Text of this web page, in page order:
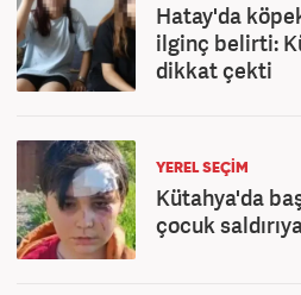
Hatay'da
ilginç belirti:
dikkat çekti
YEREL SEÇİM
Kütahya'da
çocuk